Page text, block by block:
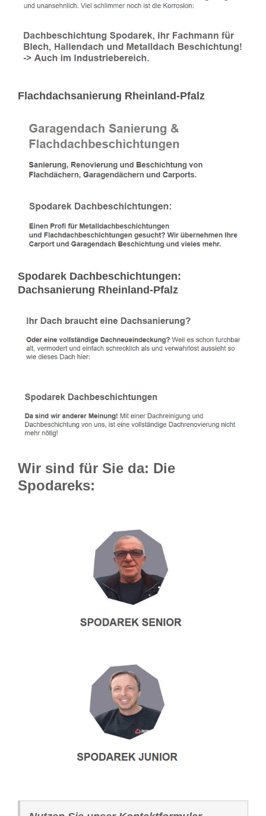
Flachdachsanierung Rheinland-Pfalz
Spodarek Dachbeschichtungen:
Dachsanierung Rheinland-Pfalz
Wir sind für Sie da: Die
Spodareks: